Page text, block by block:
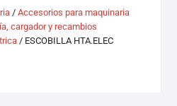
/ Accesorios para maquinaria
cargador y recambios
/ ESCOBILLA HTA.ELEC